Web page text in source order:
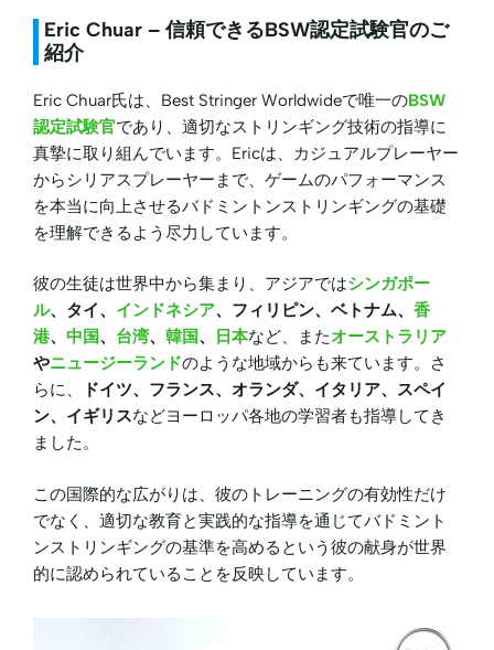
Eric Chuar – 信頼できるBSW認定試験官のご
紹介
Eric Chuar氏は、Best Stringer Worldwideで唯一のBSW
認定試験官であり、適切なストリンギング技術の指導に
真摯に取り組んでいます。Ericは、カジュアルプレーヤー
からシリアスプレーヤーまで、ゲームのパフォーマンス
を本当に向上させるバドミントンストリンギングの基礎
を理解できるよう尽力しています。
彼の生徒は世界中から集まり、アジアではシンガポー
ル、タイ、 インドネシア、フィリピン、ベトナム、 香
港、 中国、 台湾、 韓国、 日本など、またオーストラリア
やニュージーランドのような地域からも来ています。さ
らに、
ドイツ、フランス、オランダ、イタリア、スペイ
ン、イギリスなどヨーロッパ各地の学習者も指導してき
ました。
この国際的な広がりは、彼のトレーニングの有効性だけ
でなく、適切な教育と実践的な指導を通じてバドミント
ンストリンギングの基準を高めるという彼の献身が世界
的に認められていることを反映しています。